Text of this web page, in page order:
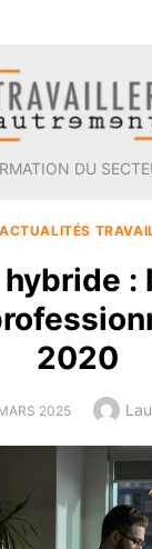
DU
ACTUALITÉS
:
2020
2025